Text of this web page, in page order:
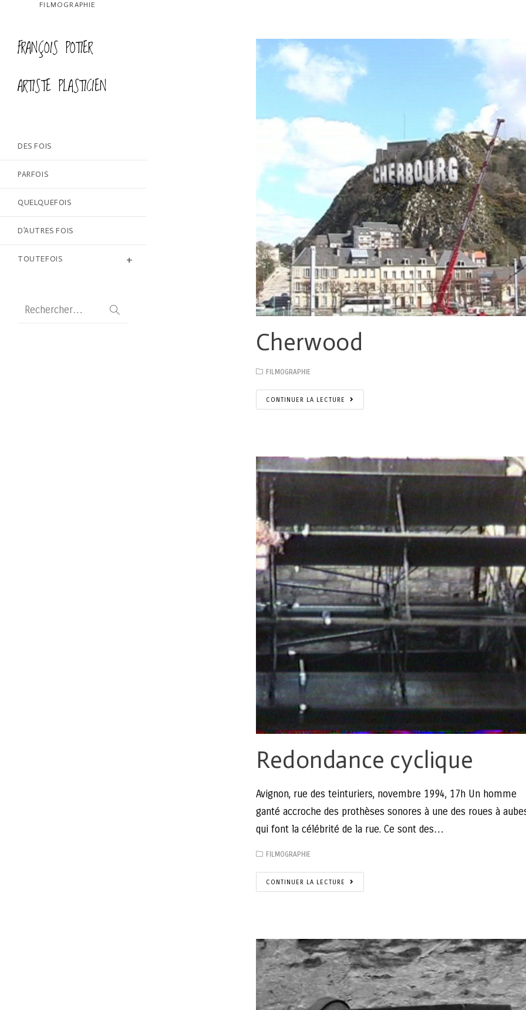
FRANÇOIS POTIER
ARTISTE PLASTICIEN
DES FOIS
PARFOIS
QUELQUEFOIS
D’AUTRES FOIS
TOUTEFOIS
Rechercher…
FILMOGRAPHIE
Cherwood
FILMOGRAPHIE
CONTINUER LA LECTURE
Redondance cyclique
Avignon, rue des teinturiers, novembre 1994, 17h Un homme
ganté accroche des prothèses sonores à une des roues à
qui font la célébrité de la rue. Ce sont des…
FILMOGRAPHIE
CONTINUER LA LECTURE